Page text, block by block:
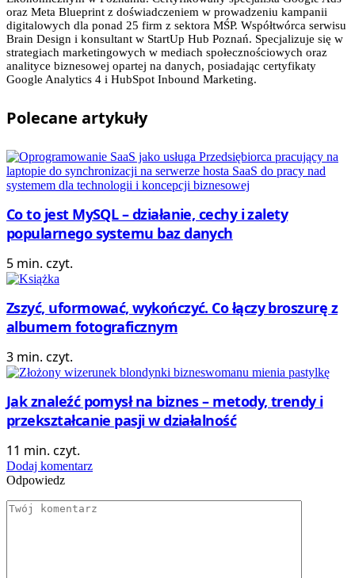
oraz Meta Blueprint z doświadczeniem w prowadzeniu kampanii
digitalowych dla ponad 25 firm z sektora MŚP. Współtwórca serwisu
Brain Design i konsultant w StartUp Hub Poznań. Specjalizuje się w
strategiach marketingowych w mediach społecznościowych oraz
analityce biznesowej opartej na danych, posiadając certyfikaty
Google Analytics 4 i HubSpot Inbound Marketing.
Polecane artykuły
Co to jest MySQL – działanie, cechy i zalety
popularnego systemu baz danych
5 min. czyt.
Zszyć, uformować, wykończyć. Co łączy broszurę z
albumem fotograficznym
3 min. czyt.
Jak znaleźć pomysł na biznes – metody, trendy i
przekształcanie pasji w działalność
11 min. czyt.
Dodaj komentarz
Odpowiedz